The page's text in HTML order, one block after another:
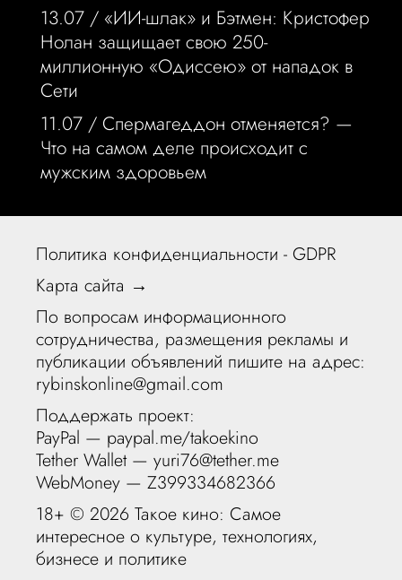
13.07 / «ИИ-шлак» и Бэтмен: Кристофер
Нолан защищает свою 250-
миллионную «Одиссею» от нападок в
Сети
11.07 / Спермагеддон отменяется? —
Что на самом деле происходит с
мужским здоровьем
Политика конфиденциальности - GDPR
Карта сайта →
По вопросам информационного
сотрудничества, размещения рекламы и
публикации объявлений пишите на адрес:
rybinskonline@gmail.com
Поддержать проект:
PayPal — paypal.me/takoekino
Tether Wallet — yuri76@tether.me
WebMoney — Z399334682366
18+ ©2026 Такое кино: Самое
интересное о культуре, технологиях,
бизнесе и политике